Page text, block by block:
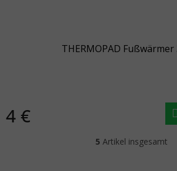
THERMOPAD Fußwärmer
4 €
5 Artikel insgesamt